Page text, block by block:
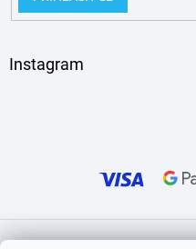
Instagram